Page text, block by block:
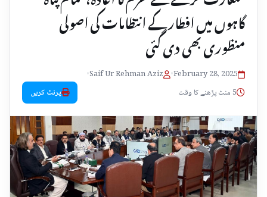
گاہوں میں افطار کے انتظامات کی اصولی
منظوری بھی دی گئی
February 28, 2025
•
Saif Ur Rehman Aziz
•
5 منٹ پڑھنے کا وقت
پرنٹ کریں